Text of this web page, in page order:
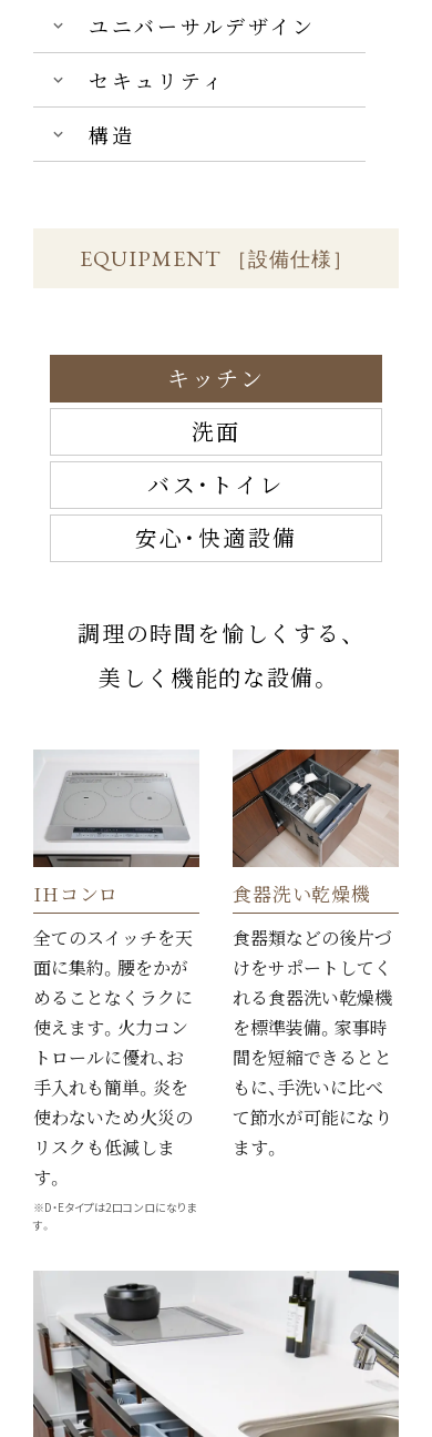
ユニバーサルデザイン
セキュリティ
構造
EQUIPMENT ［設備仕様］
キッチン
洗面
バス・トイレ
安心・快適設備
調理の時間を愉しくする、
美しく機能的な設備。
IHコンロ
全てのスイッチを天
面に集約。腰をかが
めることなくラクに
使えます。火力コン
トロールに優れ、お
手入れも簡単。炎を
使わないため火災の
リスクも低減しま
す。
※D・Eタイプは2口コンロになりま
す。
食器洗い乾燥機
食器類などの後片づ
けをサポートしてく
れる食器洗い乾燥機
を標準装備。家事時
間を短縮できるとと
もに、手洗いに比べ
て節水が可能になり
ます。